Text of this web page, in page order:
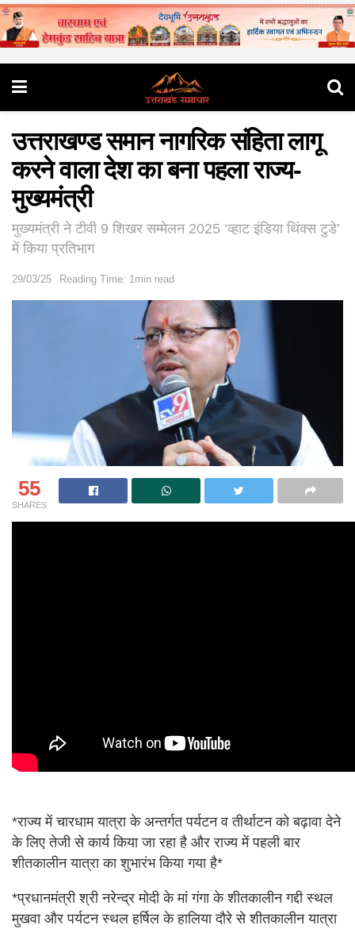
उत्तराखण्ड समान नागरिक संहिता लागू
करने वाला देश का बना पहला राज्य-
मुख्यमंत्री
मुख्यमंत्री ने टीवी 9 शिखर सम्मेलन 2025 ‘व्हाट इंडिया थिंक्स टुडे’
में किया प्रतिभाग
29/03/25 Reading Time: 1min read
55
SHARES
*राज्य में चारधाम यात्रा के अन्तर्गत पर्यटन व तीर्थाटन को बढ़ावा देने
के लिए तेजी से कार्य किया जा रहा है और राज्य में पहली बार
शीतकालीन यात्रा का शुभारंभ किया गया है*
*प्रधानमंत्री श्री नरेन्द्र मोदी के मां गंगा के शीतकालीन गद्दी स्थल
मुखवा और पर्यटन स्थल हर्षिल के हालिया दौरे से शीतकालीन यात्रा